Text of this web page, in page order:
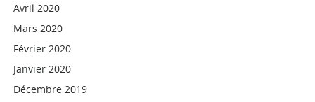
Avril 2020
Mars 2020
Février 2020
Janvier 2020
Décembre 2019